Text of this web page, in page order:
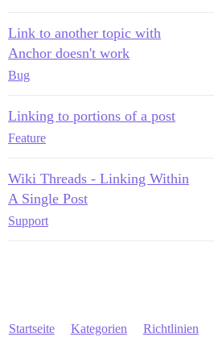
Link to another topic with
Anchor doesn't work
Bug
Linking to portions of a post
Feature
Wiki Threads - Linking Within
A Single Post
Support
Startseite Kategorien Richtlinien